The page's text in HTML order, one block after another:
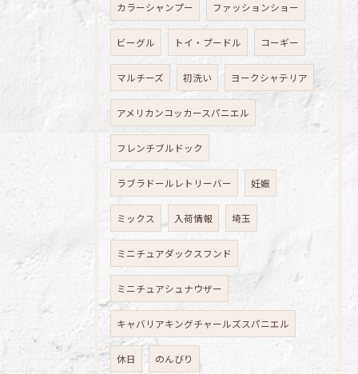
カラーシャンプー ファッションショー
ビーグル トイ・プードル コーギー
マルチーズ 初洗い ヨークシャテリア
アメリカンコッカースパニエル
フレンチブルドック
ラブラドールレトリーバー 妊娠
ミックス 入荷情報 埼玉
ミニチュアダックスフンド
ミニチュアシュナウザー
キャバリアキングチャールズスパニエル
休日 のんびり